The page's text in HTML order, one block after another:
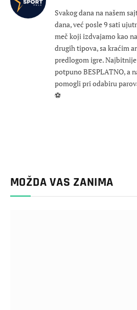
Svakog dana na našem
dana, već posle 9 sati
meč koji izdvajamo kao
drugih tipova, sa kraćim
predlogom igre. Najbitnije
potpuno BESPLATNO, a
pomogli pri odabiru
⚽
MOŽDA VAS ZANIMA